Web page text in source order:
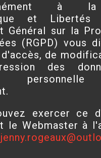
à
et
Général sur la
(RGPD) vous
de
des
exercer ce
le Webmaster à